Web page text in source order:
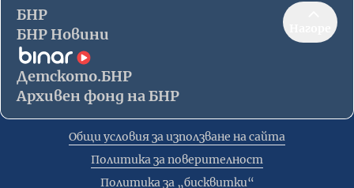
БНР
БНР Новини
Детското.БНР
Архивен фонд на БНР
Общи условия за използване на сайта
Политика за поверителност
Политика за „бисквитки“